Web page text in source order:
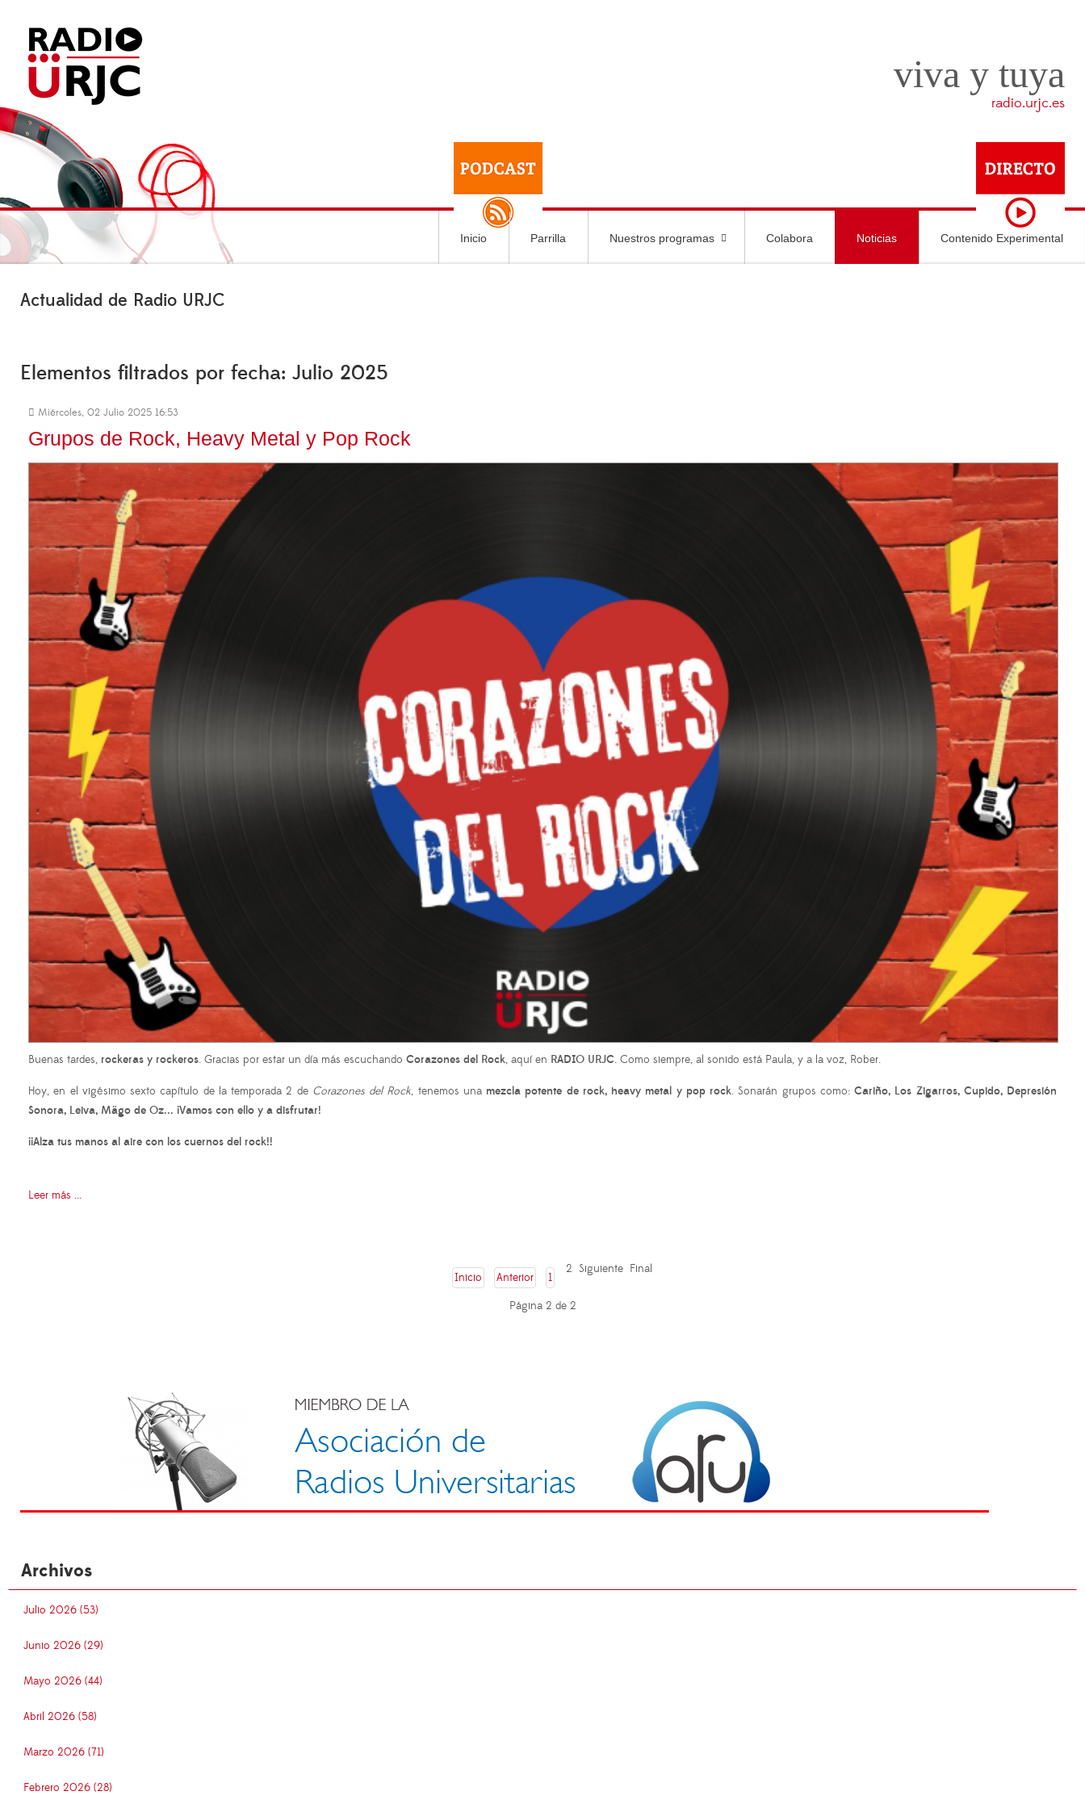
viva y tuya
radio.urjc.es
Inicio Parrilla Nuestros programas Colabora Noticias Contenido Experimental
Actualidad de Radio URJC
Elementos filtrados por fecha: Julio 2025
Miércoles, 02 Julio 2025 16:53
Grupos de Rock, Heavy Metal y Pop Rock
Buenas tardes, rockeras y rockeros. Gracias por estar un día más escuchando Corazones del Rock, aquí en RADIO URJC. Como siempre, al sonido está Paula, y a la voz, Rober.
Hoy, en el vigésimo sexto capítulo de la temporada 2 de Corazones del Rock, tenemos una mezcla potente de rock, heavy metal y pop rock.Sonarán grupos como: Cariño, Los Zigarros, Cupido, Depresión
Sonora, Leiva, Mägo de Oz... ¡Vamos con ello y a disfrutar!
¡¡Alza tus manos al aire con los cuernos del rock!!
Leer más ...
Inicio Anterior 1
2 Siguiente Final
Página 2 de 2
Archivos
Julio 2026 (53)
Junio 2026 (29)
Mayo 2026 (44)
Abril 2026 (58)
Marzo 2026 (71)
Febrero 2026 (28)